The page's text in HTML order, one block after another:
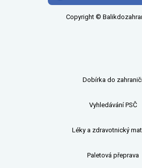
Copyright ©
Dobírka do
Vyhledávání PSČ
Léky a zdravotnický
Paletová přeprava